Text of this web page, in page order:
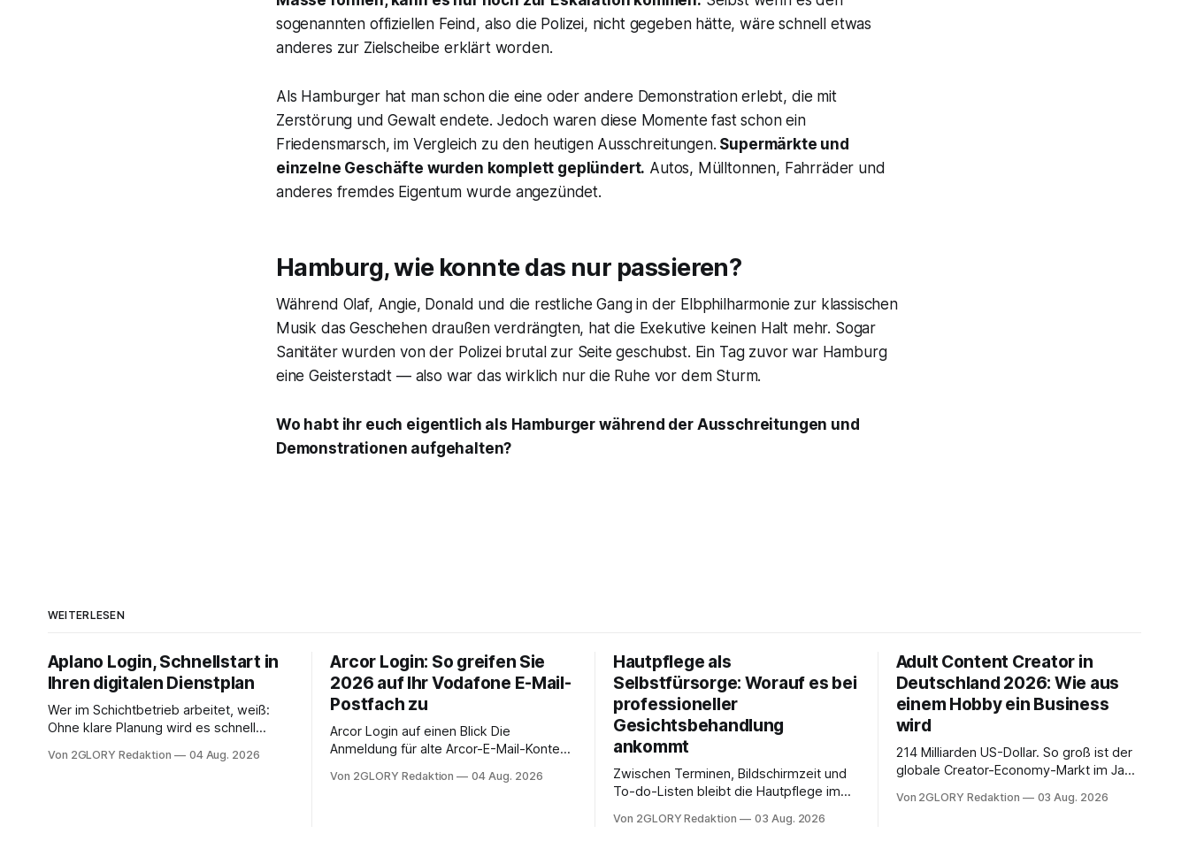
sogenannten offiziellen Feind, also die Polizei, nicht gegeben hätte, wäre schnell etwas
anderes zur Zielscheibe erklärt worden.
Als Hamburger hat man schon die eine oder andere Demonstration erlebt, die mit
Zerstörung und Gewalt endete. Jedoch waren diese Momente fast schon ein
Friedensmarsch, im Vergleich zu den heutigen Ausschreitungen. Supermärkte und
einzelne Geschäfte wurden komplett geplündert. Autos, Mülltonnen, Fahrräder und
anderes fremdes Eigentum wurde angezündet.
Hamburg, wie konnte das nur passieren?
Während Olaf, Angie, Donald und die restliche Gang in der Elbphilharmonie zur klassischen
Musik das Geschehen draußen verdrängten, hat die Exekutive keinen Halt mehr. Sogar
Sanitäter wurden von der Polizei brutal zur Seite geschubst. Ein Tag zuvor war Hamburg
eine Geisterstadt — also war das wirklich nur die Ruhe vor dem Sturm.
Wo habt ihr euch eigentlich als Hamburger während der Ausschreitungen und
Demonstrationen aufgehalten?
WEITERLESEN
Aplano Login, Schnellstart in
Ihren digitalen Dienstplan
Wer im Schichtbetrieb arbeitet, weiß:
Ohne klare Planung wird es schnell
zentraler Zugangspunkt, um dienstpläne,
Von 2GLORY Redaktion 04 Aug. 2026
Arcor Login: So greifen Sie
2026 auf Ihr Vodafone E-Mail-
Postfach zu
Arcor Login auf einen Blick Die
Anmeldung für alte Arcor-E-Mail-Konten
noch eine e mail adresse mit der Endung
Von 2GLORY Redaktion 04 Aug. 2026
Hautpflege als
Selbstfürsorge: Worauf es bei
professioneller
Gesichtsbehandlung
ankommt
Zwischen Terminen, Bildschirmzeit und
To-do-Listen bleibt die Hautpflege im
schnell abschminken, morgens eine
Von 2GLORY Redaktion 03 Aug. 2026
Adult Content Creator in
Deutschland 2026: Wie aus
einem Hobby ein Business
wird
214 Milliarden US-Dollar. So groß ist der
globale Creator-Economy-Markt im Jahr
22 Prozent. Was lange als
Von 2GLORY Redaktion 03 Aug. 2026